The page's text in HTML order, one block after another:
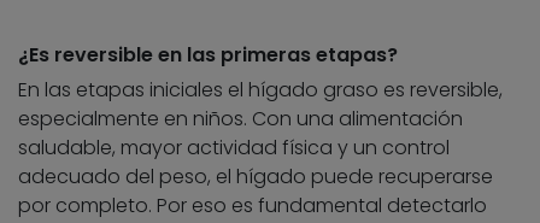
¿Es reversible en las primeras etapas?
En las etapas iniciales el hígado graso es reversible,
especialmente en niños. Con una alimentación
saludable, mayor actividad física y un control
adecuado del peso, el hígado puede recuperarse
por completo. Por eso es fundamental detectarlo